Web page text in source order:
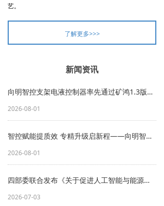
艺。
向明智控支架电液控制器率先通过矿鸿1.3版本认证，支架电液控迈入自主互联新阶段
2026-08-01
智控赋能提质效 专精升级启新程——向明智控开展山西省专精特新 “小巨人” 企业培育赋能管理诊断
2026-08-01
四部委联合发布《关于促进人工智能与能源双向赋能的行动方案》的政策解读
2026-07-03
了解更多>>>
新闻资讯